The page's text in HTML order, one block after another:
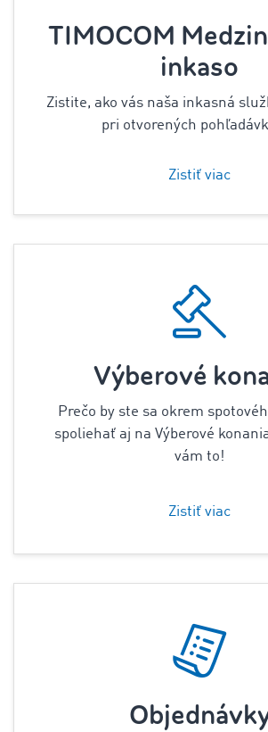
TIMOCOM
inkaso
Zistite, ako vás naša inkasná
pri otvorených
Zistiť viac
Výberové
Prečo by ste sa okrem
spoliehať aj na Výberové
vám to!
Zistiť viac